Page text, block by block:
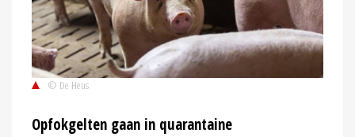
© De Heus
Opfokgelten gaan in quarantaine